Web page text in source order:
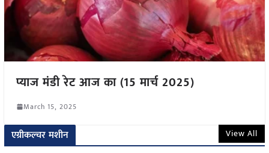
प्याज मंडी रेट आज का (15 मार्च 2025)
March 15, 2025
एग्रीकल्चर मशीन View All